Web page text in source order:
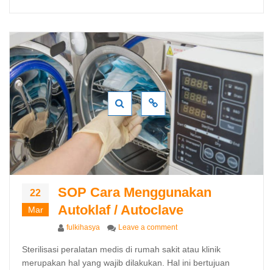
22
Mar
SOP Cara Menggunakan
Autoklaf / Autoclave
Author
fulkihasya Leave a commenton SOP Cara Menggunakan
Sterilisasi peralatan medis di rumah sakit atau klinik
merupakan hal yang wajib dilakukan. Hal ini bertujuan